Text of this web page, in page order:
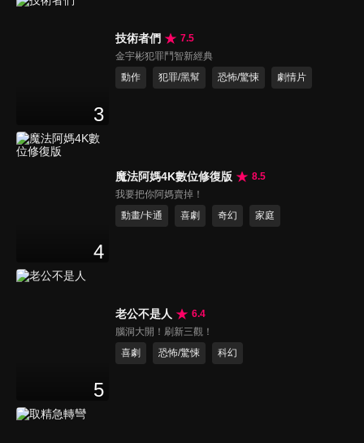
3
技術者們
7.5
金宇彬犯罪鬥智新經典
動作
犯罪/黑幫 恐怖/驚悚 劇情片
4
魔法阿媽4K數位修復版
8.5
我要把你阿媽賣掉！
動畫/卡通
喜劇 奇幻 家庭
5
老公不是人
6.4
腦洞大開！刷新三觀！
喜劇
恐怖/驚悚 科幻